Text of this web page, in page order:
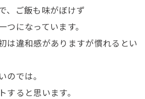
、ご飯も味がぼけず
つになっています。
は違和感がありますが慣れるとい
のでは。
すると思います。